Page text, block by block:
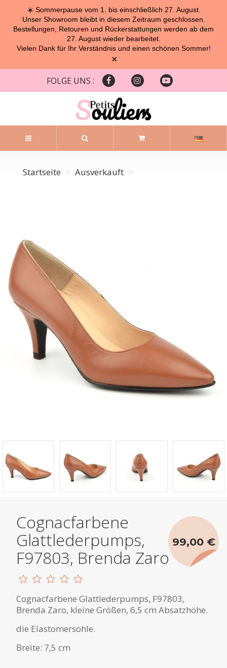
☀️ Sommerpause vom 1. bis einschließlich 27. August.
Unser Showroom bleibt in diesem Zeitraum geschlossen.
Bestellungen, Retouren und Rückerstattungen werden ab dem
27. August wieder bearbeitet.
Vielen Dank für Ihr Verständnis und einen schönen Sommer!
×
FOLGE UNS :
Startseite Ausverkauft
Cognacfarbene
Glattlederpumps,
F97803, Brenda Zaro
Cognacfarbene Glattlederpumps, F97803,
Brenda Zaro, kleine Größen, 6,5 cm Absatzhöhe.
die Elastomersohle.
Breite: 7,5 cm
99,00 €